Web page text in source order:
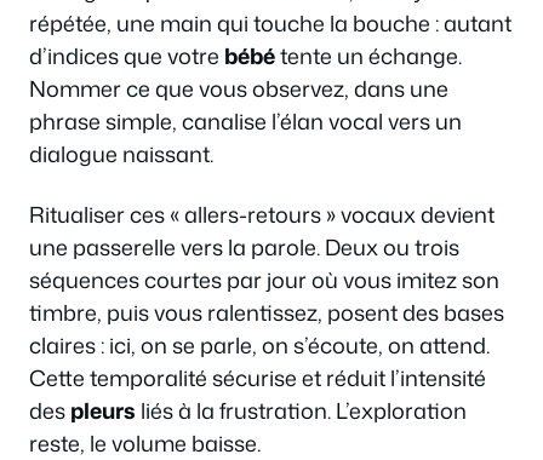
répétée, une main qui touche la bouche : autant
d’indices que votre bébétente un échange.
Nommer ce que vous observez, dans une
phrase simple, canalise l’élan vocal vers un
dialogue naissant.
Ritualiser ces « allers-retours » vocaux devient
une passerelle vers la parole. Deux ou trois
séquences courtes par jour où vous imitez son
timbre, puis vous ralentissez, posent des bases
claires : ici, on se parle, on s’écoute, on attend.
Cette temporalité sécurise et réduit l’intensité
despleurs liés à la frustration. L’exploration
reste, le volume baisse.